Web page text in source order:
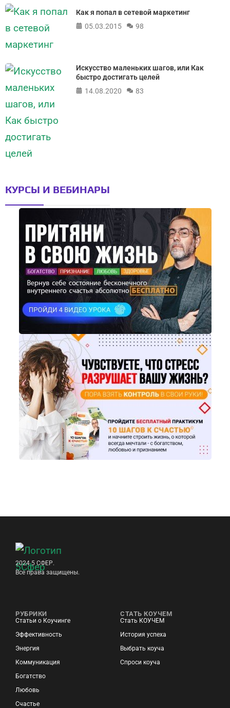
Как я попал в сетевой маркетинг
05.03.2015
98
Искусство маленьких шагов, или Как
быстро достигать целей
14.08.2020
83
КУРСЫ И ВЕБИНАРЫ
2024 5 СФЕР.
Все права защищены.
РУБРИКИ
Статьи о Коучинге
Эффективность
Энергия
Коммуникация
Богатство
Любовь
Счастье
СТАТЬ КОУЧЕМ
Стать КОУЧЕМ
История успеха
Выбрать коуча
Спроси коуча